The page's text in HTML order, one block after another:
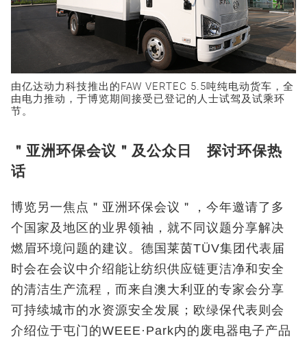
由亿达动力科技推出的FAW VERTEC 5.5吨纯电动货车，全
由电力推动，于博览期间接受已登记的人士试驾及试乘环
节。
＂亚洲环保会议＂及公众日 探讨环保热
话
博览另一焦点＂亚洲环保会议＂，今年邀请了多
个国家及地区的业界领袖，就不同议题分享解决
燃眉环境问题的建议。德国莱茵TÜV集团代表届
时会在会议中介绍能让纺织供应链更洁净和安全
的清洁生产流程，而来自澳大利亚的专家会分享
可持续城市的水资源安全发展；欧绿保代表则会
介绍位于屯门的WEEE·Park内的废电器电子产品